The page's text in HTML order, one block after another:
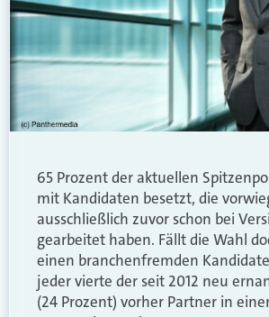
65 Prozent der aktuellen
mit Kandidaten besetzt, die
ausschließlich zuvor schon bei
gearbeitet haben. Fällt die Wahl
einen branchenfremden
jeder vierte der seit 2012 neu
(24 Prozent) vorher Partner in